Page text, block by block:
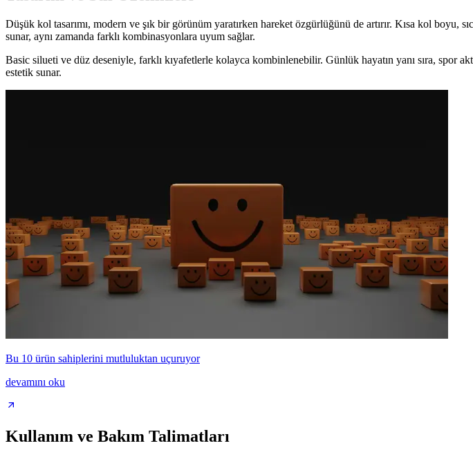
Düşük kol tasarımı, modern ve şık bir görünüm yaratırken hareket özgürlüğünü de artırır. Kısa kol
sunar, aynı zamanda farklı kombinasyonlara uyum sağlar.
Basic silueti ve düz deseniyle, farklı kıyafetlerle kolayca kombinlenebilir. Günlük hayatın yanı sıra,
estetik sunar.
Bu 10 ürün sahiplerini mutluluktan uçuruyor
devamını oku
Kullanım ve Bakım Talimatları